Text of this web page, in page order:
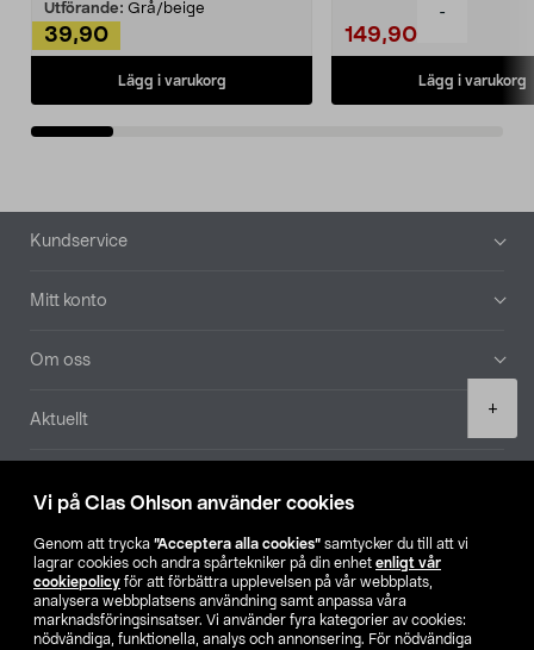
Vi på Clas Ohlson använder cookies
Genom att trycka ”Acceptera alla cookies” samtycker du till att vi
lagrar cookies och andra spårtekniker på din enhet enligt vår
cookiepolicy för att förbättra upplevelsen på vår webbplats,
analysera webbplatsens användning samt anpassa våra
marknadsföringsinsatser. Vi använder fyra kategorier av cookies:
nödvändiga, funktionella, analys och annonsering. För nödvändiga
-
+
Utförande: Grå/beige
39,90
Lägg i varukorg
149,90
Lägg i varukorg
Sidfot
Kundservice
Mitt konto
Om oss
Aktuellt
Hitta butik
SE NO FI